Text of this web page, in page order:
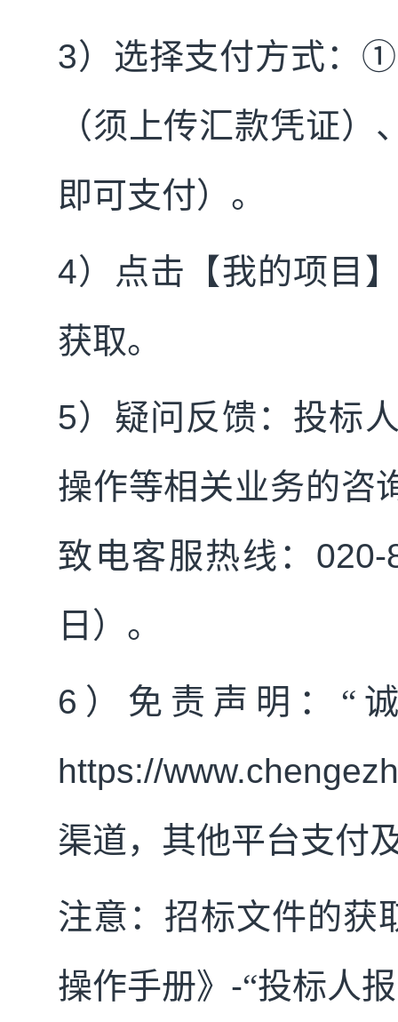
3）选择支付方式：
（须上传汇款凭证
即可支付）。
4）点击【我的项目
获取。
5）疑问反馈：投标
操作等相关业务的咨
致电客服热线： 020-
日）。
6 ）免责声明：“
https://
渠道，其他平台支付
注意：招标文件的获
操作手册》 -“投标人